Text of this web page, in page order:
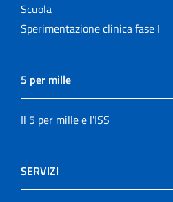
Scuola
Sperimentazione clinica fase I
5 per mille
Il 5 per mille e l'ISS
SERVIZI